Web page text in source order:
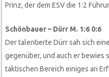
Prinz, der dem ESV die 1:2
Schönbauer – Dürr M. 1:6 0:6
Der talentierte Dürr sah sich
gegenüber, und auch er bewies
taktischen Bereich einiges an